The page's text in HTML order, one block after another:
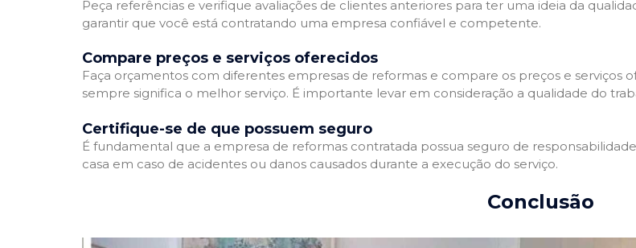
Peça referências e verifique avaliações de clientes anteriores para ter uma ideia da
garantir que você está contratando uma empresa confiável e competente.
Compare preços e serviços oferecidos
Faça orçamentos com diferentes empresas de reformas e compare os preços e serviços
sempre significa o melhor serviço. É importante levar em consideração a qualidade do
Certifique-se de que possuem seguro
É fundamental que a empresa de reformas contratada possua seguro de
casa em caso de acidentes ou danos causados durante a execução do serviço.
Conclusão